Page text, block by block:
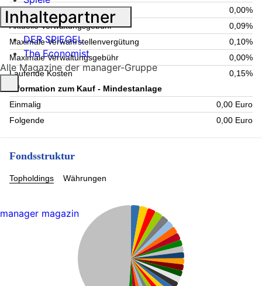
Maximale Rücknahmegebühr
0,00%
Aktuelle Verwaltungsgebühr
0,09%
Maximale Verwahrstellenvergütung
0,10%
Maximale Verwaltungsgebühr
0,00%
Laufende Kosten
0,15%
Information zum Kauf - Mindestanlage
Einmalig
0,00 Euro
Folgende
0,00 Euro
Fondsstruktur
Topholdings Währungen
Inhaltepartner
DER SPIEGEL
The Economist
Alle Magazine der manager-Gruppe
manager magazin